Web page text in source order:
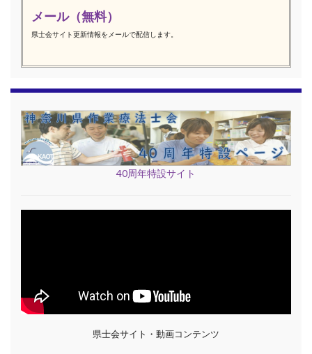
メール（無料）
県士会サイト更新情報をメールで配信します。
40周年特設サイト
県士会サイト・動画コンテンツ